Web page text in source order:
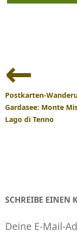
Navigation
Postkarten-
Gardasee: Monte
Lago di Tenno
SCHREIBE EINEN
Deine E-Mail-